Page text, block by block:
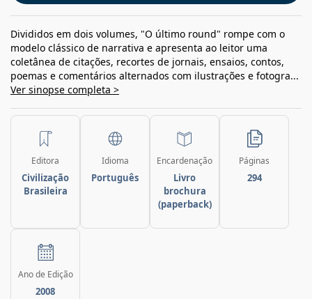
Divididos em dois volumes, "O último round" rompe com o
modelo clássico de narrativa e apresenta ao leitor uma
coletânea de citações, recortes de jornais, ensaios, contos,
poemas e comentários alternados com ilustrações e fotogra...
Ver sinopse completa >
Editora
Civilização
Brasileira
Idioma
Português
Encardenação
Livro
brochura
(paperback)
Páginas
294
Ano de Edição
2008